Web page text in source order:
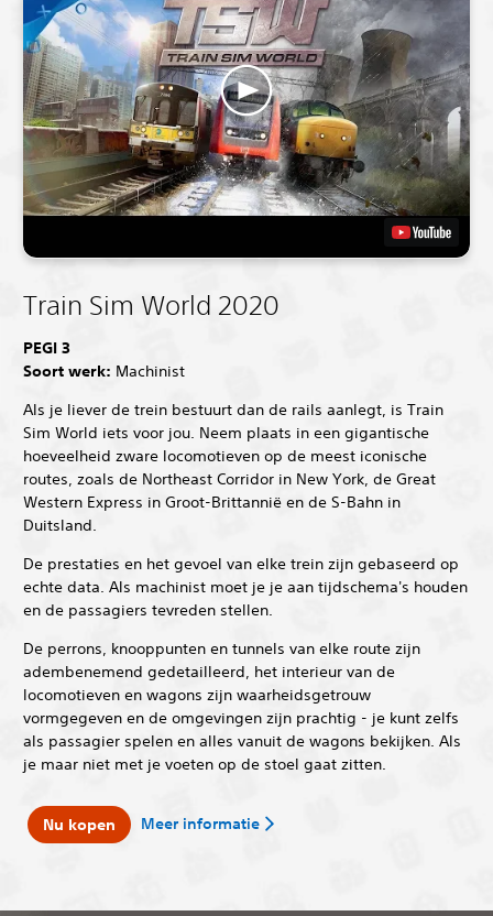
Train Sim World 2020
PEGI 3
Soort werk: Machinist
Als je liever de trein bestuurt dan de rails aanlegt, is Train
Sim World iets voor jou. Neem plaats in een gigantische
hoeveelheid zware locomotieven op de meest iconische
routes, zoals de Northeast Corridor in New York, de Great
Western Express in Groot-Brittannië en de S-Bahn in
Duitsland.
De prestaties en het gevoel van elke trein zijn gebaseerd op
echte data. Als machinist moet je je aan tijdschema's houden
en de passagiers tevreden stellen.
De perrons, knooppunten en tunnels van elke route zijn
adembenemend gedetailleerd, het interieur van de
locomotieven en wagons zijn waarheidsgetrouw
vormgegeven en de omgevingen zijn prachtig - je kunt zelfs
als passagier spelen en alles vanuit de wagons bekijken. Als
je maar niet met je voeten op de stoel gaat zitten.
Nu kopen Meer informatie